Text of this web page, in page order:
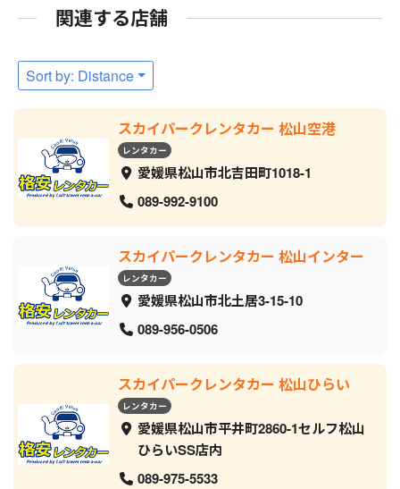
関連する店舗
Sort by: Distance
スカイパークレンタカー 松山空港
レンタカー
愛媛県松山市北吉田町1018-1
089-992-9100
スカイパークレンタカー 松山インター
レンタカー
愛媛県松山市北土居3-15-10
089-956-0506
スカイパークレンタカー 松山ひらい
レンタカー
愛媛県松山市平井町2860-1セルフ松山
ひらいSS店内
089-975-5533